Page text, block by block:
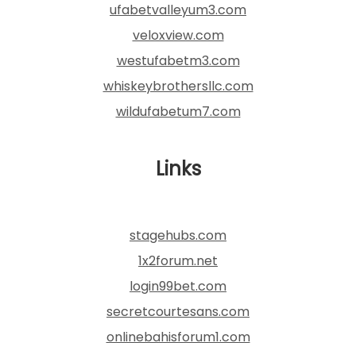
ufabetvalleyum3.com
veloxview.com
westufabetm3.com
whiskeybrothersllc.com
wildufabetum7.com
Links
stagehubs.com
1x2forum.net
login99bet.com
secretcourtesans.com
onlinebahisforum1.com